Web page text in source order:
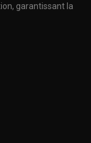
garantissant la